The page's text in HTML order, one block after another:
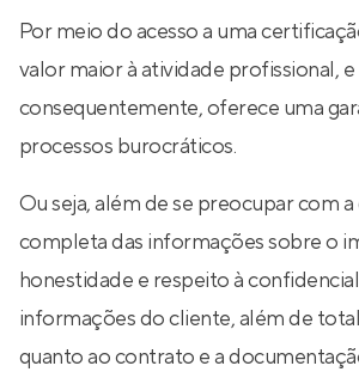
Por meio do acesso a uma
valor maior à atividade profissional, e
consequentemente, oferece uma
processos burocráticos.
Ou seja, além de se preocupar com
completa das informações sobre o
honestidade e respeito à
informações do cliente, além de
quanto ao contrato e a